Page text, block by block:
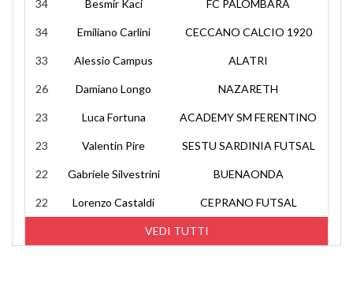
VEDI TUTTI
34 Besmir Kaci FC PALOMBARA
34 Emiliano Carlini CECCANO CALCIO 1920
33 Alessio Campus ALATRI
26 Damiano Longo NAZARETH
23 Luca Fortuna ACADEMY SM FERENTINO
23 Valentin Pire SESTU SARDINIA FUTSAL
22 Gabriele Silvestrini BUENAONDA
22 Lorenzo Castaldi CEPRANO FUTSAL